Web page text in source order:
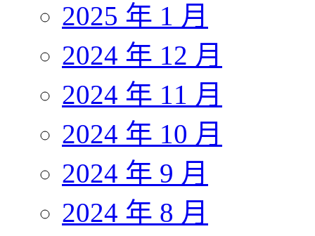
2025 年 1 月
2024 年 12 月
2024 年 11 月
2024 年 10 月
2024 年 9 月
2024 年 8 月